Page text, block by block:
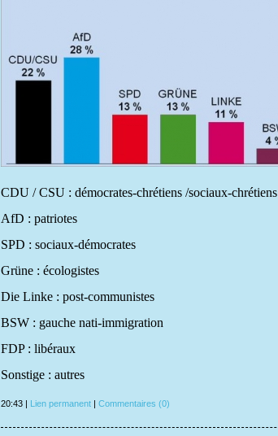
CDU / CSU : démocrates-chrétiens /sociaux-chrétiens
AfD : patriotes
SPD : sociaux-démocrates
Grüne : écologistes
Die Linke : post-communistes
BSW : gauche nati-immigration
FDP : libéraux
Sonstige : autres
20:43 | Lien permanent| Commentaires (0)